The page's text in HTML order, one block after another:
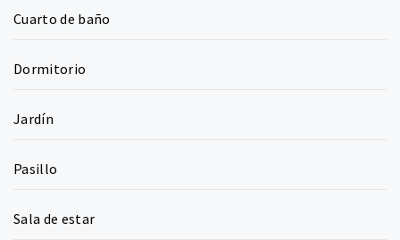
Cuarto de baño
Dormitorio
Jardín
Pasillo
Sala de estar